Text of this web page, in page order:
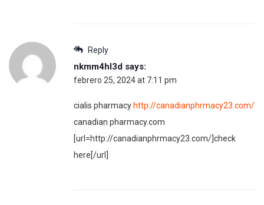
Reply
nkmm4hl3d says:
febrero 25, 2024 at 7:11 pm
cialis pharmacy http://canadianphrmacy23.com/
canadian pharmacy.com
[url=http://canadianphrmacy23.com/]check
here[/url]